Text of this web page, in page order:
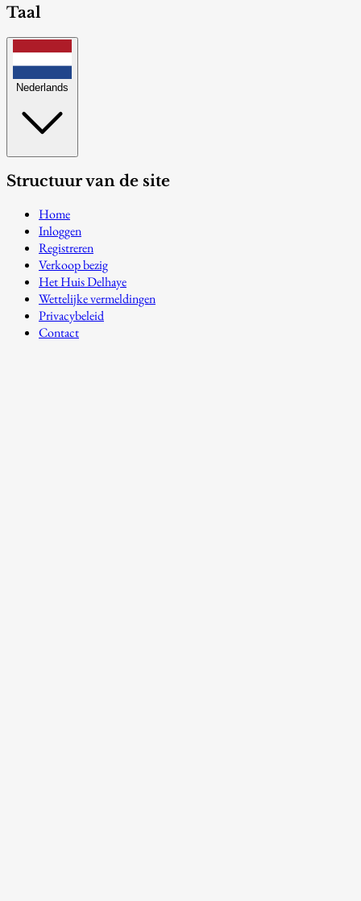
Taal
Nederlands
Structuur van de site
Home
Inloggen
Registreren
Verkoop bezig
Het Huis Delhaye
Wettelijke vermeldingen
Privacybeleid
Contact